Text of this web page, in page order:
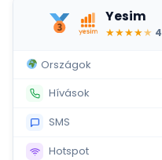
Yesim
★★★★★
Országok
Hívások
SMS
Hotspot